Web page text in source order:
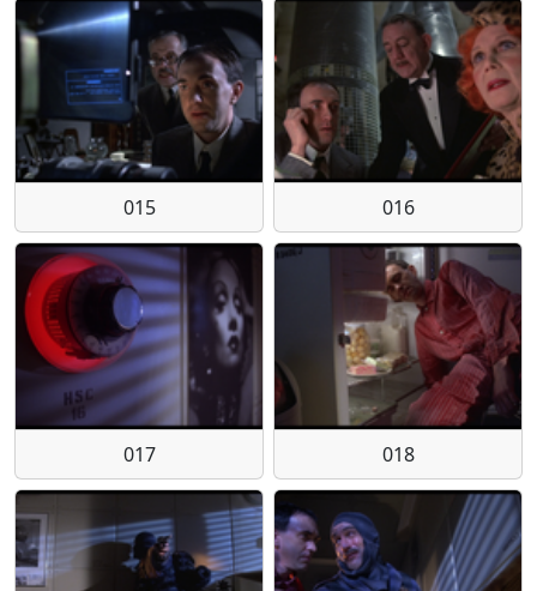
015 016
017 018